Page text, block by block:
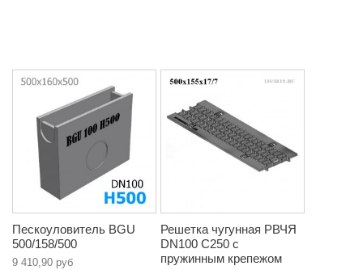
Пескоуловитель BGU
500/158/500
9 410,90 руб
Решетка чугунная РВЧЯ
DN100 C250 с
пружинным крепежом